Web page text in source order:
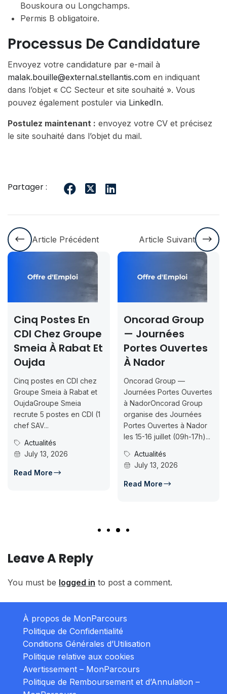
Bouskoura ou Longchamps.
Permis B obligatoire.
Processus De Candidature
Envoyez votre candidature par e-mail à
malak.bouille@external.stellantis.com en indiquant
dans l’objet « CC Secteur et site souhaité ». Vous
pouvez également postuler via LinkedIn.
Postulez maintenant : envoyez votre CV et précisez
le site souhaité dans l’objet du mail.
Partager :
Article Précédent Article Suivant
Cinq Postes En
CDI Chez Groupe
Smeia À Rabat Et
Oujda
Cinq postes en CDI chez
Groupe Smeia à Rabat et
OujdaGroupe Smeia
recrute 5 postes en CDI (1
chef SAV...
Actualités
July 13, 2026
Read More
Oncorad Group
— Journées
Portes Ouvertes
À Nador
Oncorad Group —
Journées Portes Ouvertes
à NadorOncorad Group
organise des Journées
Portes Ouvertes à Nador
les 15-16 juillet (09h-17h)...
Actualités
July 13, 2026
Read More
Leave A Reply
You must be logged in to post a comment.
À propos de MonParcours
Politique de Confidentialité
Conditions Générales d’Utilisation
Politique relative aux cookies
Avertissement – MonParcours
Politique de Remboursement et d’Annulation –